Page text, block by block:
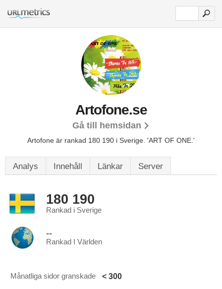
Artofone.se
Gå till hemsidan
Artofone är rankad 180 190 i Sverige. 'ART OF ONE.'
Analys Innehåll Länkar Server
180 190
Rankad i Sverige
--
Rankad I Världen
Månatliga sidor granskade < 300